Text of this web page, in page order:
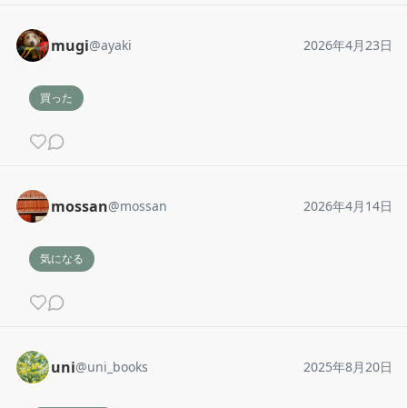
mugi@ayaki 2026年4月23日
買った
mossan@mossan 2026年4月14日
気になる
uni@uni_books 2025年8月20日